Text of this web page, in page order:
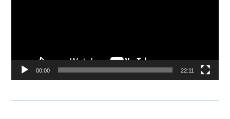
00:00 22:11